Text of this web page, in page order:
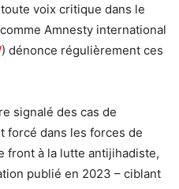
voix critique dans le
Amnesty international
) dénonce régulièrement ces
signalé des cas de
forcé dans les forces de
front à la lutte antijihadiste,
publié en 2023 – ciblant